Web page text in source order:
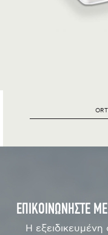
ΕΠΙΚΟΙΝΩΝΗΣΤΕ ΜΕ
Η